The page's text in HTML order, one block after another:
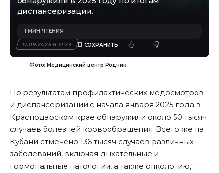
диспансеризации.
17.09.2025 В 12:23
1 МИН ЧТЕНИЯ
Фото: Медицинский центр Родник
По результатам профилактических медосмотров
и диспансеризации с начала января 2025 года в
Краснодарском крае обнаружили около 50 тысяч
случаев болезней кровообращения. Всего же на
Кубани отмечено 136 тысяч случаев различных
заболеваний, включая дыхательные и
гормональные патологии, а также онкологию,